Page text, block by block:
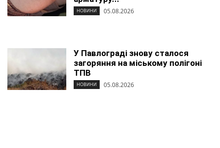
НОВИНИ 05.08.2026
У Павлограді знову сталося
загоряння на міському полігоні
ТПВ
НОВИНИ 05.08.2026